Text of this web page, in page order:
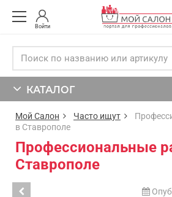
Войти
КАТАЛОГ
Мой Салон Часто ищут
в Ставрополе
Профессиональные
Ставрополе